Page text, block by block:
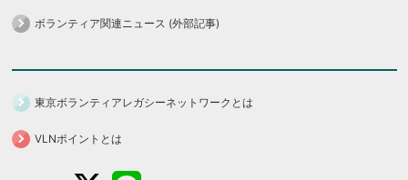
ボランティア関連ニュース (外部記事)
東京ボランティアレガシーネットワークとは
VLNポイントとは